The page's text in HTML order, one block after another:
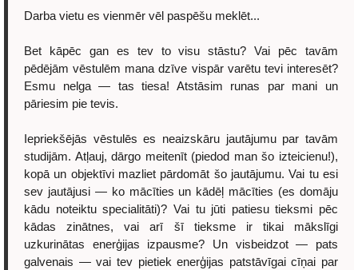
Darba vietu es vienmēr vēl paspēšu meklēt...
Bet kāpēc gan es tev to visu stāstu? Vai pēc tavām
pēdējām vēstulēm mana dzīve vispār varētu tevi interesēt?
Esmu nelga — tas tiesa! Atstāsim runas par mani un
pāriesim pie tevis.
Iepriekšējās vēstulēs es neaizskāru jautājumu par tavām
studijām. Atļauj, dārgo meitenīt (piedod man šo izteicienu!),
kopā un objektīvi mazliet pārdomāt šo jautājumu. Vai tu esi
sev jautājusi — ko mācīties un kādēļ mācīties (es domāju
kādu noteiktu specialitāti)? Vai tu jūti patiesu tieksmi pēc
kādas zinātnes, vai arī šī tieksme ir tikai mākslīgi
uzkurinātas enerģijas izpausme? Un visbeidzot — pats
galvenais — vai tev pietiek enerģijas patstāvīgai cīņai par